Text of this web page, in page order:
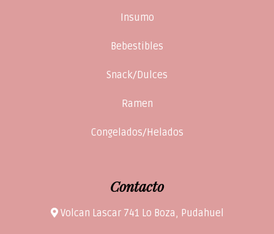
Insumo
Bebestibles
Snack/Dulces
Ramen
Congelados/Helados
Contacto
Volcan Lascar 741 Lo Boza, Pudahuel